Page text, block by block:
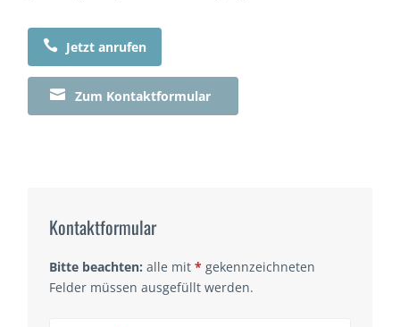
 Jetzt anrufen
 Zum Kontaktformular
Kontaktformular
Bitte beachten: alle mit* gekennzeichneten
Felder müssen ausgefüllt werden.